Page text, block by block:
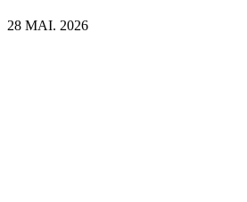
28 MAI. 2026